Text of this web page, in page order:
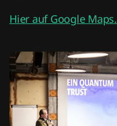
Hier auf Google Maps.